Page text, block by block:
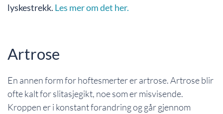
lyskestrekk. Les mer om det her.
Artrose
En annen form for hoftesmerter er artrose. Artrose blir
ofte kalt for slitasjegikt, noe som er misvisende.
Kroppen er i konstant forandring og går gjennom